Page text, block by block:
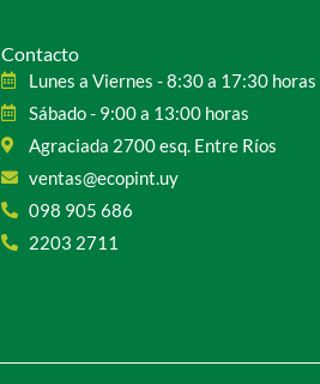
Contacto
Lunes a Viernes - 8:30 a 17:30 horas
Sábado - 9:00 a 13:00 horas
Agraciada 2700 esq. Entre Ríos
ventas@ecopint.uy
098 905 686
2203 2711